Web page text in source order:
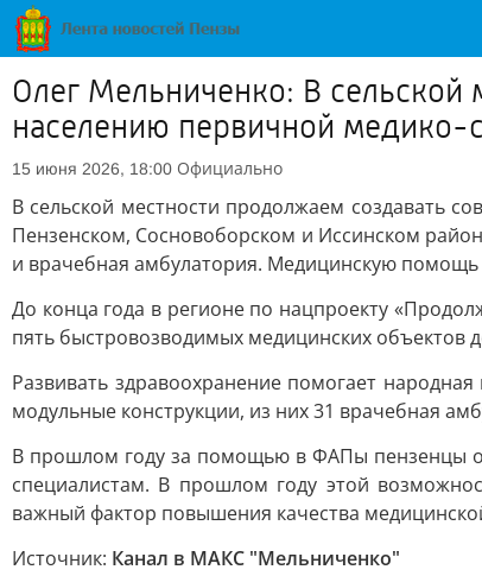
Олег Мельниченко: В сельской
населению первичной медико-
15 июня 2026, 18:00 Официально
В сельской местности продолжаем создавать
Пензенском, Сосновоборском и Иссинском
и врачебная амбулатория. Медицинскую
До конца года в регионе по нацпроекту
пять быстровозводимых медицинских объектов
Развивать здравоохранение помогает
модульные конструкции, из них 31 врачебная
В прошлом году за помощью в ФАПы пензенцы
специалистам. В прошлом году этой
важный фактор повышения качества
Источник: Канал в МАКС "Мельниченко"